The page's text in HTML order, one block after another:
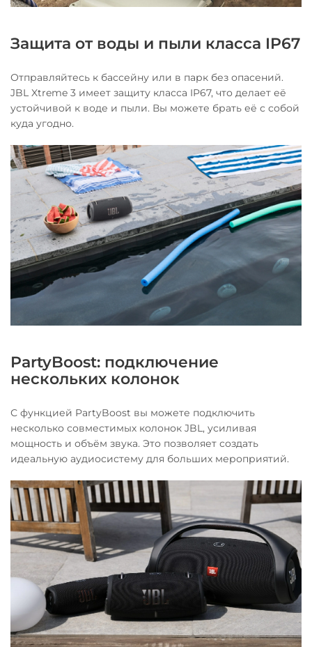
Защита от воды и пыли класса IP67
Отправляйтесь к бассейну или в парк без опасений.
JBL Xtreme 3 имеет защиту класса IP67, что делает её
устойчивой к воде и пыли. Вы можете брать её с собой
куда угодно.
PartyBoost: подключение
нескольких колонок
С функцией PartyBoost вы можете подключить
несколько совместимых колонок JBL, усиливая
мощность и объём звука. Это позволяет создать
идеальную аудиосистему для больших мероприятий.